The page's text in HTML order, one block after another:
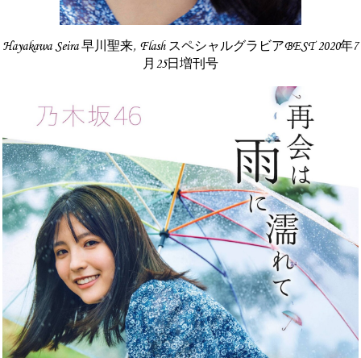
Hayakawa Seira 早川聖来, Flash スペシャルグラビアBEST 2020年7
月25日増刊号